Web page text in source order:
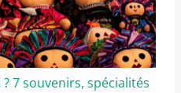
7 souvenirs, spécialités